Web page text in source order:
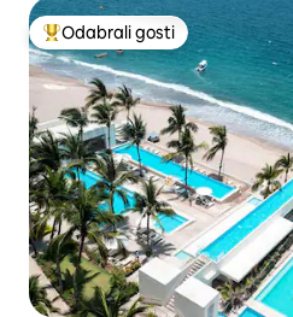
Među najviše rangiranima s
Odabrali gosti